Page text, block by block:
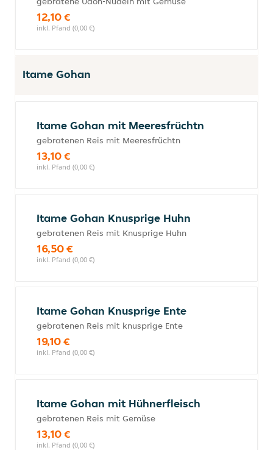
12,10 €
inkl. Pfand (0,00 €)
Itame Gohan
Itame Gohan mit Meeresfrüchtn
gebratenen Reis mit Meeresfrüchtn
13,10 €
inkl. Pfand (0,00 €)
Itame Gohan Knusprige Huhn
gebratenen Reis mit Knusprige Huhn
16,50 €
inkl. Pfand (0,00 €)
Itame Gohan Knusprige Ente
gebratenen Reis mit knusprige Ente
19,10 €
inkl. Pfand (0,00 €)
Itame Gohan mit Hühnerfleisch
gebratenen Reis mit Gemüse
13,10 €
inkl. Pfand (0,00 €)